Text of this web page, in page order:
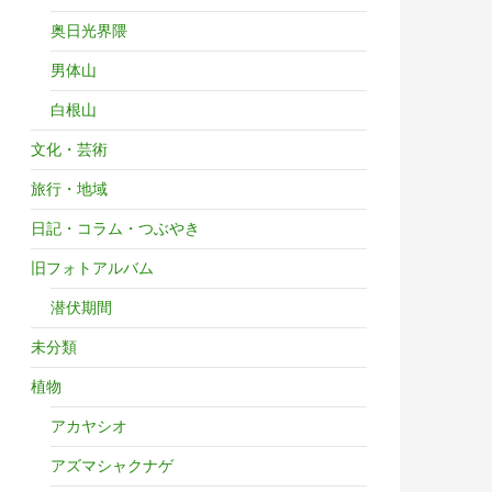
奥日光界隈
男体山
白根山
文化・芸術
旅行・地域
日記・コラム・つぶやき
旧フォトアルバム
潜伏期間
未分類
植物
アカヤシオ
アズマシャクナゲ